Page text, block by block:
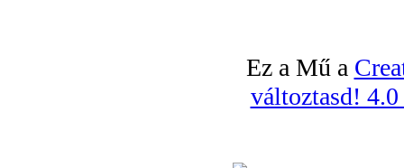
Ez a Mű a
változtasd!